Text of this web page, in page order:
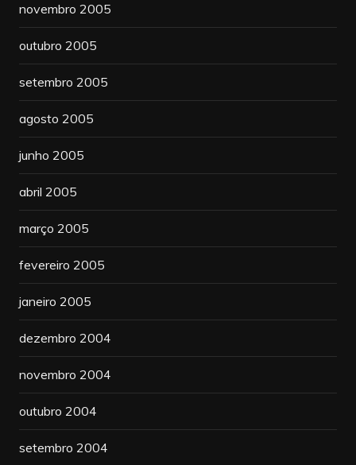
novembro 2005
outubro 2005
setembro 2005
agosto 2005
junho 2005
abril 2005
março 2005
fevereiro 2005
janeiro 2005
dezembro 2004
novembro 2004
outubro 2004
setembro 2004